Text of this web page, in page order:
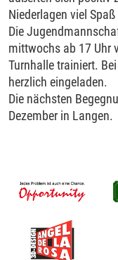
Niederlagen viel
Die
mittwochs ab 17 Uhr
Turnhalle trainiert.
herzlich eingeladen.
Die nächsten
Dezember in Langen.